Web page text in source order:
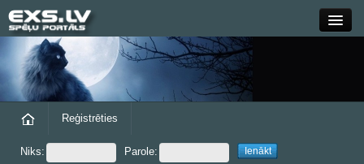
Reģistrēties
Niks: Parole: